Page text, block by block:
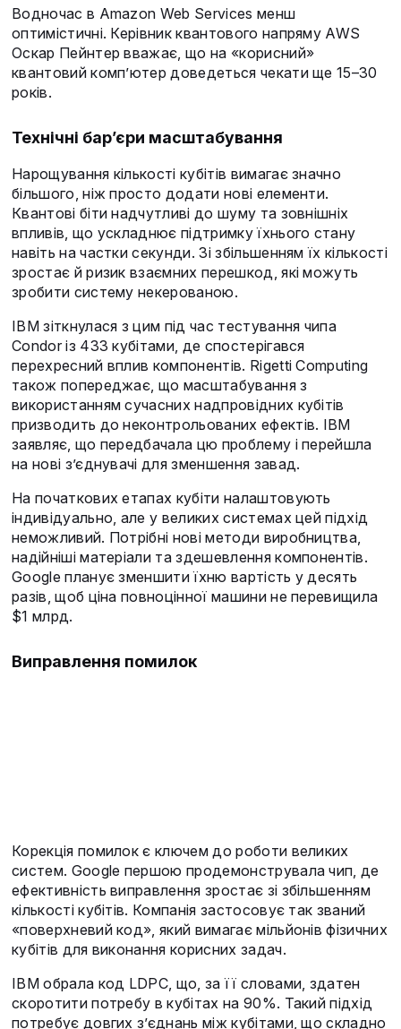
Водночас в Amazon Web Services менш
оптимістичні. Керівник квантового напряму AWS
Оскар Пейнтер вважає, що на «корисний»
квантовий комп’ютер доведеться чекати ще 15–30
років.
Технічні бар’єри масштабування
Нарощування кількості кубітів вимагає значно
більшого, ніж просто додати нові елементи.
Квантові біти надчутливі до шуму та зовнішніх
впливів, що ускладнює підтримку їхнього стану
навіть на частки секунди. Зі збільшенням їх кількості
зростає й ризик взаємних перешкод, які можуть
зробити систему некерованою.
IBM зіткнулася з цим під час тестування чипа
Condor із 433 кубітами, де спостерігався
перехресний вплив компонентів. Rigetti Computing
також попереджає, що масштабування з
використанням сучасних надпровідних кубітів
призводить до неконтрольованих ефектів. IBM
заявляє, що передбачала цю проблему і перейшла
на нові з’єднувачі для зменшення завад.
На початкових етапах кубіти налаштовують
індивідуально, але у великих системах цей підхід
неможливий. Потрібні нові методи виробництва,
надійніші матеріали та здешевлення компонентів.
Google планує зменшити їхню вартість у десять
разів, щоб ціна повноцінної машини не перевищила
$1 млрд.
Виправлення помилок
Корекція помилок є ключем до роботи великих
систем. Google першою продемонструвала чип, де
ефективність виправлення зростає зі збільшенням
кількості кубітів. Компанія застосовує так званий
«поверхневий код», який вимагає мільйонів фізичних
кубітів для виконання корисних задач.
IBM обрала код LDPC, що, за її словами, здатен
скоротити потребу в кубітах на 90%. Такий підхід
потребує довгих з’єднань між кубітами, що складно